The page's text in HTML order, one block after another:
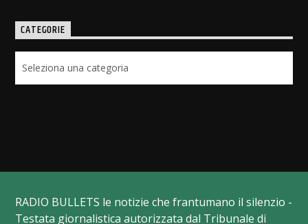
CATEGORIE
RADIO BULLETS le notizie che frantumano il silenzio -
Testata giornalistica autorizzata dal Tribunale di